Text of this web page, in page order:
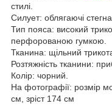
стилі.
Силует: облягаючі стегна
Тип пояса: високий
перфорованою гумкою.
Тканина: щільний
Розтяжність тканини:
Колір: чорний.
На фотографії: розмір
см, зріст 174 см